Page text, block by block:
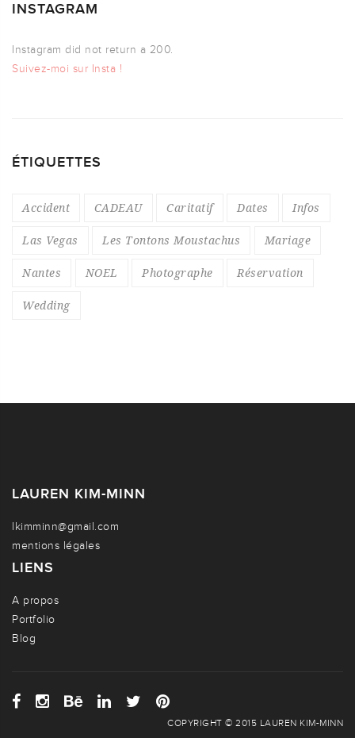
INSTAGRAM
Instagram did not return a 200.
Suivez-moi sur Insta !
ÉTIQUETTES
Accident CADEAU Caritatif Dates Infos
Las Vegas Les Tontons Moustachus Mariage
Nantes NOEL Photographe Réservation
Wedding
LAUREN KIM-MINN
lkimminn@gmail.com
mentions légales
LIENS
A propos
Portfolio
Blog
COPYRIGHT © 2015 LAUREN KIM-MINN